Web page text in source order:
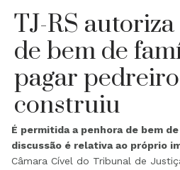
TJ-RS
de bem de
pagar
construiu
É permitida a penhora de bem
discussão é relativa ao próprio
Câmara Cível do Tribunal de